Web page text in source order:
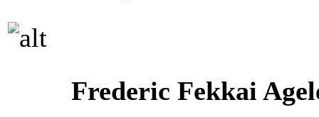
Frederic Fekkai